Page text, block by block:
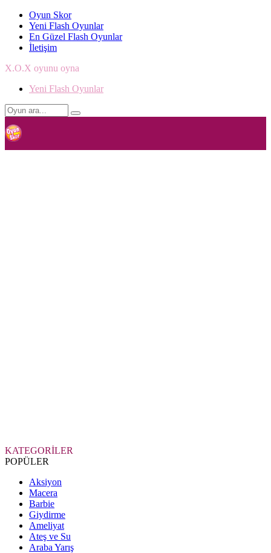
Oyun Skor
Yeni Flash Oyunlar
En Güzel Flash Oyunlar
İletişim
X.O.X oyunu oyna
Yeni Flash Oyunlar
KATEGORİLER
POPÜLER
Aksiyon
Macera
Barbie
Giydirme
Ameliyat
Ateş ve Su
Araba Yarış